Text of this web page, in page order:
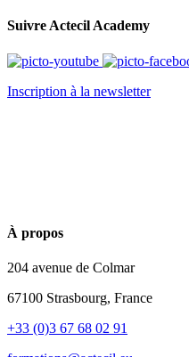
Suivre Actecil Academy
Inscription à la newsletter
À propos
204 avenue de Colmar
67100 Strasbourg, France
+33 (0)3 67 68 02 91